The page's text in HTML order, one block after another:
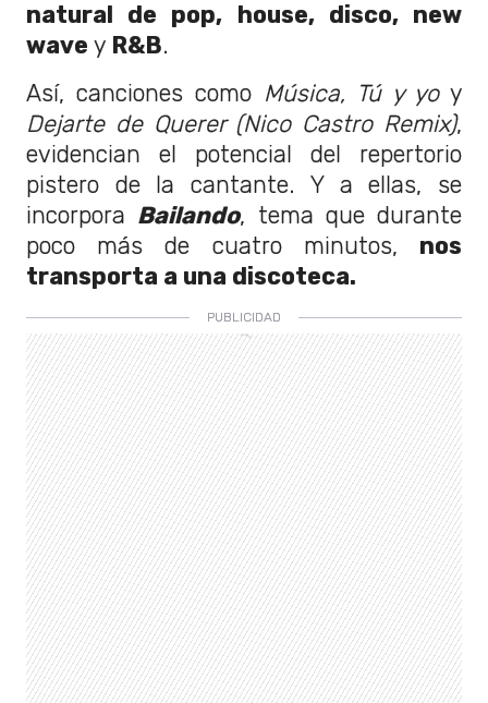
natural de pop, house, disco, new
wave y R&B.
Así, canciones como Música, Tú y yoy
Dejarte de Querer (Nico Castro Remix),
evidencian el potencial del repertorio
pistero de la cantante. Y a ellas, se
incorpora Bailando, tema que durante
poco más de cuatro minutos, nos
transporta a una discoteca.